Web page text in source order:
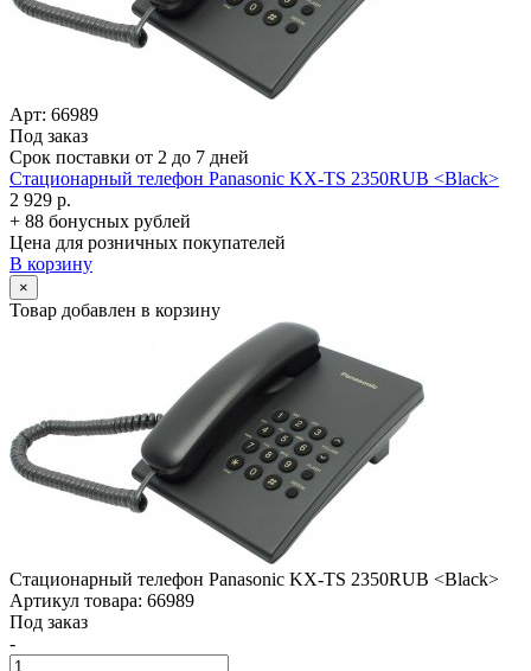
Арт: 66989
Под заказ
Срок поставки от 2 до 7 дней
Стационарный телефон Panasonic KX-TS 2350RUB <Black>
2 929 р.
+ 88 бонусных рублей
Цена для розничных покупателей
В корзину
×
Товар добавлен в корзину
Стационарный телефон Panasonic KX-TS 2350RUB <Black>
Артикул товара: 66989
Под заказ
-